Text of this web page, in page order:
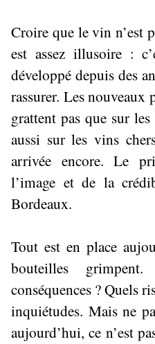
Croire que le vin n’est
est assez illusoire :
développé depuis des
rassurer. Les nouveaux
grattent pas que sur
aussi sur les vins
arrivée encore. Le
l’image et de la
Bordeaux.
Tout est en place
bouteilles
conséquences ? Quels
inquiétudes. Mais ne
aujourd’hui, ce n’est